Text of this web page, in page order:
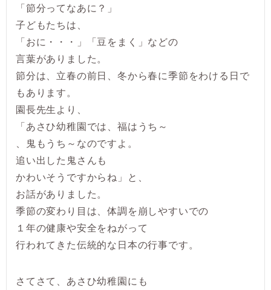
「節分ってなあに？」
子どもたちは、
「おに・・・」「豆をまく」などの
言葉がありました。
節分は、立春の前日、冬から春に季節をわける日で
もあります。
園長先生より、
「あさひ幼稚園では、福はうち～
、鬼もうち～なのですよ。
追い出した鬼さんも
かわいそうですからね」と、
お話がありました。
季節の変わり目は、体調を崩しやすいでの
１年の健康や安全をねがって
行われてきた伝統的な日本の行事です。
さてさて、あさひ幼稚園にも